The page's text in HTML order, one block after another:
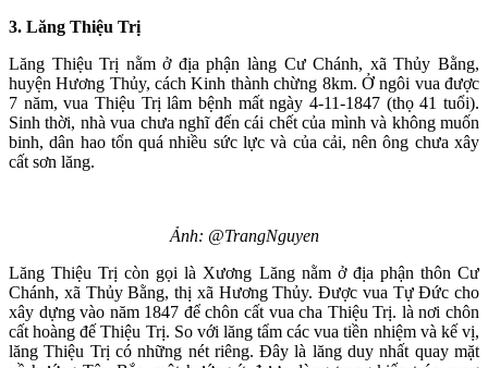
3. Lăng Thiệu Trị
Lăng Thiệu Trị nằm ở địa phận làng Cư Chánh, xã Thủy Bằng,
huyện Hương Thủy, cách Kinh thành chừng 8km. Ở ngôi vua được
7 năm, vua Thiệu Trị lâm bệnh mất ngày 4-11-1847 (thọ 41 tuổi).
Sinh thời, nhà vua chưa nghĩ đến cái chết của mình và không muốn
binh, dân hao tổn quá nhiều sức lực và của cải, nên ông chưa xây
cất sơn lăng.
Ảnh: @TrangNguyen
Lăng Thiệu Trị còn gọi là Xương Lăng nằm ở địa phận thôn Cư
Chánh, xã Thủy Bằng, thị xã Hương Thủy. Được vua Tự Đức cho
xây dựng vào năm 1847 để chôn cất vua cha Thiệu Trị. là nơi chôn
cất hoàng đế Thiệu Trị. So với lăng tẩm các vua tiền nhiệm và kế vị,
lăng Thiệu Trị có những nét riêng. Đây là lăng duy nhất quay mặt